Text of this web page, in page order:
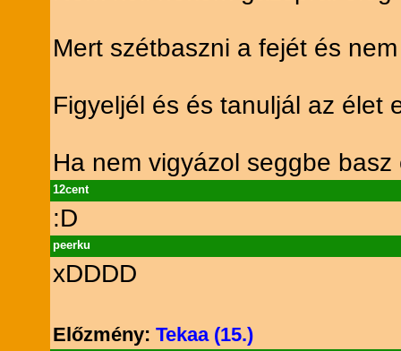
Mert szétbaszni a fejét és
Figyeljél és és tanuljál az élet
Ha nem vigyázol seggbe
12cent
:D
peerku
xDDDD
Előzmény: Tekaa (15.)